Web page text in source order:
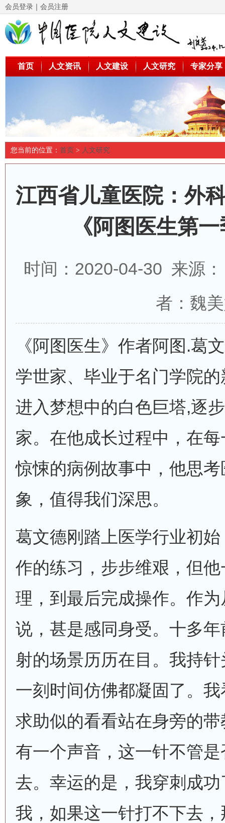
会员登录 ｜ 会员注册
首页 人文资讯 人文建设 人文研究 专家分享
您当前的位置： 首页 > 人文研究
江西省儿童医院：外
《阿图医生第
时间：2020-04-30 来源
者：魏
《阿图医生》作者阿图.葛
学世家、毕业于名门学院
进入梦想中的白色巨塔,逐
家。在他成长过程中，在
惊悚的病例故事中，他思
象，值得我们深思。
葛文德刚踏上医学行业初
作的练习，步步维艰，但
理，到最后完成操作。作
说，甚是感同身受。十多
射的场景历历在目。我持
一刻时间仿佛都凝固了。
求助似的看看站在身旁的
有一个声音，这一针不管
去。幸运的是，我穿刺成
我，如果这一针打不下去